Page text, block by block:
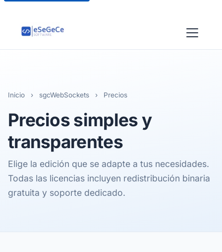
Inicio › sgcWebSockets › Precios
Precios simples y
transparentes
Elige la edición que se adapte a tus necesidades.
Todas las licencias incluyen redistribución binaria
gratuita y soporte dedicado.